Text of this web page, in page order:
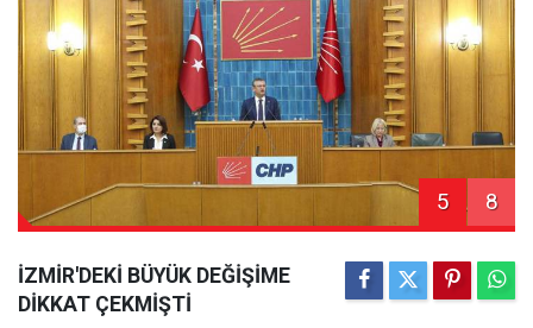
5 8
İZMİR'DEKİ BÜYÜK DEĞİŞİME
DİKKAT ÇEKMİŞTİ